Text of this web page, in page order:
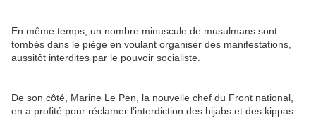
En même temps, un nombre minuscule de musulmans sont
tombés dans le piège en voulant organiser des manifestations,
aussitôt interdites par le pouvoir socialiste.
De son côté, Marine Le Pen, la nouvelle chef du Front national,
en a profité pour réclamer l’interdiction des hijabs et des kippas